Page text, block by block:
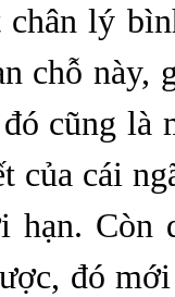
lý
chỗ này,
cũng là
của cái
Còn
đó mới